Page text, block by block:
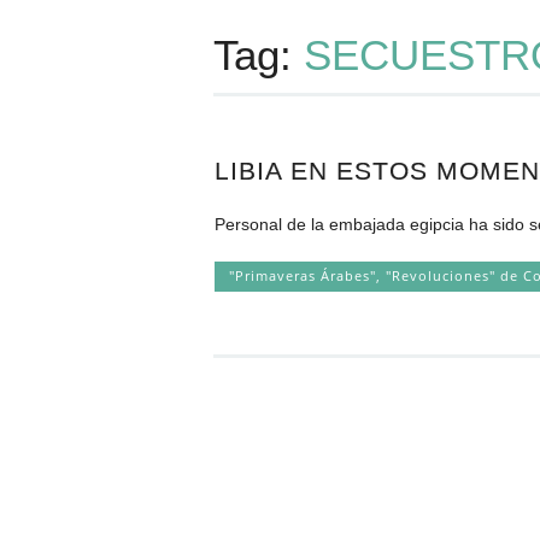
Tag:
LIBIA EN ESTOS
Personal de la embajada egipcia ha sido
"Primaveras Árabes", "Revoluciones" de